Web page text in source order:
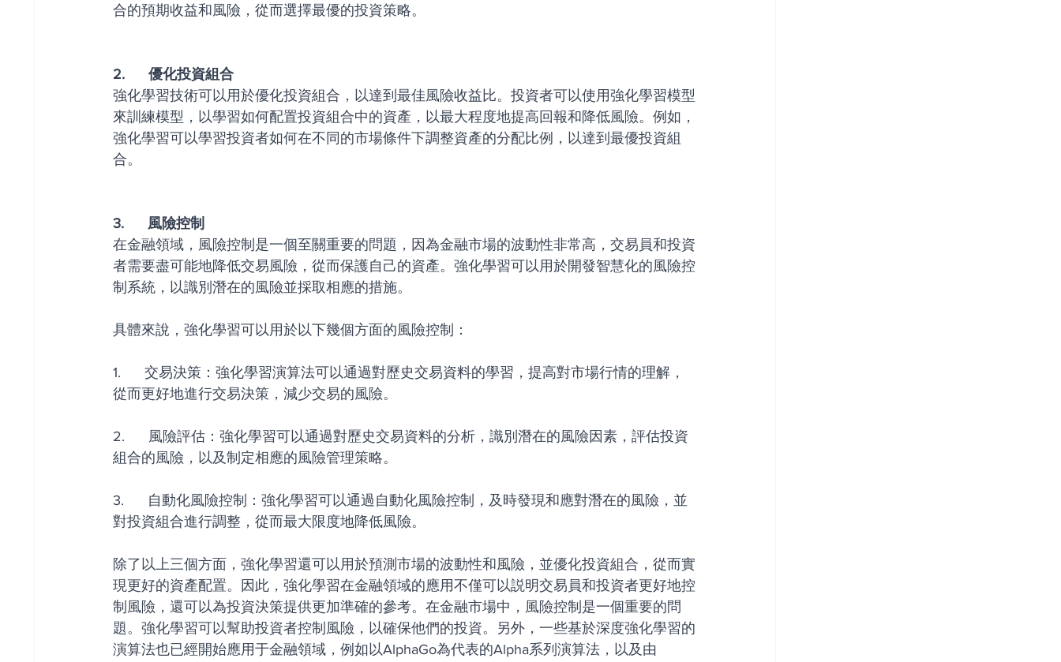
合的預期收益和風險，從而選擇最優的投資策略。
2.      優化投資組合
強化學習技術可以用於優化投資組合，以達到最佳風險收益比。投資者可以使用強化學習模型
來訓練模型，以學習如何配置投資組合中的資產，以最大程度地提高回報和降低風險。例如，
強化學習可以學習投資者如何在不同的市場條件下調整資產的分配比例，以達到最優投資組
合。
3.      風險控制
在金融領域，風險控制是一個至關重要的問題，因為金融市場的波動性非常高，交易員和投資
者需要盡可能地降低交易風險，從而保護自己的資產。強化學習可以用於開發智慧化的風險控
制系統，以識別潛在的風險並採取相應的措施。
具體來說，強化學習可以用於以下幾個方面的風險控制：
1.      交易決策：強化學習演算法可以通過對歷史交易資料的學習，提高對市場行情的理解，
從而更好地進行交易決策，減少交易的風險。
2.      風險評估：強化學習可以通過對歷史交易資料的分析，識別潛在的風險因素，評估投資
組合的風險，以及制定相應的風險管理策略。
3.      自動化風險控制：強化學習可以通過自動化風險控制，及時發現和應對潛在的風險，並
對投資組合進行調整，從而最大限度地降低風險。
除了以上三個方面，強化學習還可以用於預測市場的波動性和風險，並優化投資組合，從而實
現更好的資產配置。因此，強化學習在金融領域的應用不僅可以説明交易員和投資者更好地控
制風險，還可以為投資決策提供更加準確的參考。在金融市場中，風險控制是一個重要的問
題。強化學習可以幫助投資者控制風險，以確保他們的投資。另外，一些基於深度強化學習的
演算法也已經開始應用于金融領域，例如以AlphaGo為代表的Alpha系列演算法，以及由